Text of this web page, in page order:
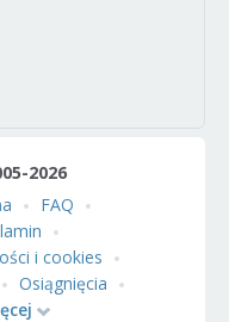
2026
FAQ
i cookies
Osiągnięcia